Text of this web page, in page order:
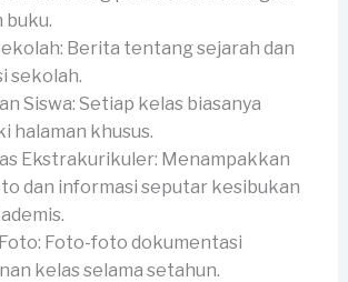
buku.
Berita tentang sejarah dan
sekolah.
Siswa: Setiap kelas biasanya
halaman khusus.
Ekstrakurikuler: Menampakkan
dan informasi seputar kesibukan
Foto-foto dokumentasi
kelas selama setahun.